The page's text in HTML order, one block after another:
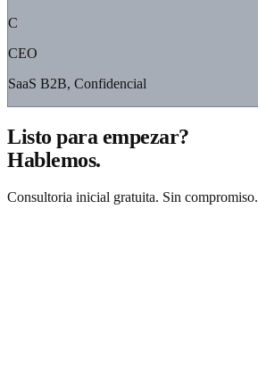
C
CEO
SaaS B2B, Confidencial
Listo para empezar?
Hablemos.
Consultoria inicial gratuita. Sin compromiso.